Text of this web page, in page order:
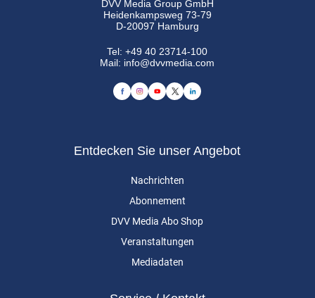
DVV Media Group GmbH
Heidenkampsweg 73-79
D-20097 Hamburg
Tel:+49 40 23714-100
Mail: info@dvvmedia.com
Entdecken Sie unser Angebot
Nachrichten
Abonnement
DVV Media Abo Shop
Veranstaltungen
Mediadaten